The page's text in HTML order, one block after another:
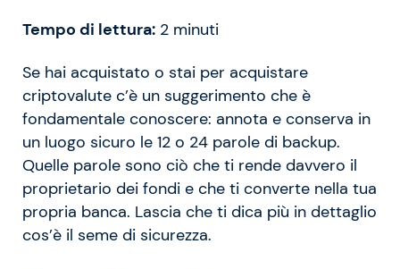
Tempo di lettura: 2 minuti
Se hai acquistato o stai per acquistare
criptovalute c’è un suggerimento che è
fondamentale conoscere: annota e conserva in
un luogo sicuro le 12 o 24 parole di backup.
Quelle parole sono ciò che ti rende davvero il
proprietario dei fondi e che ti converte nella tua
propria banca. Lascia che ti dica più in dettaglio
cos’è il seme di sicurezza.